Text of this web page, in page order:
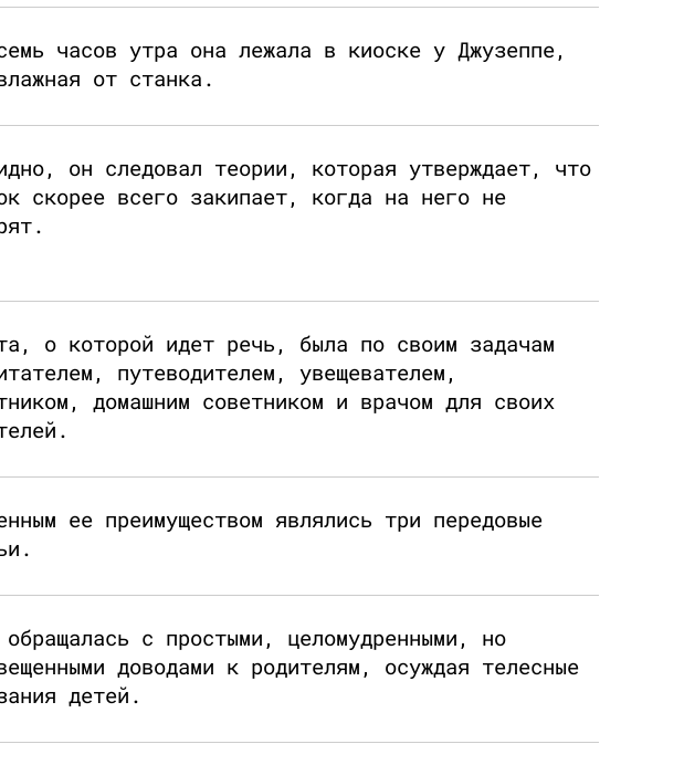
часов утра она лежала в киоске у Джузеппе,
от станка.
он следовал теории, которая утверждает, что
скорее всего закипает, когда на него не
о которой идет речь, была по своим задачам
путеводителем, увещевателем,
домашним советником и врачом для своих
ее преимуществом являлись три передовые
обращалась с простыми, целомудренными, но
доводами к родителям, осуждая телесные
детей.